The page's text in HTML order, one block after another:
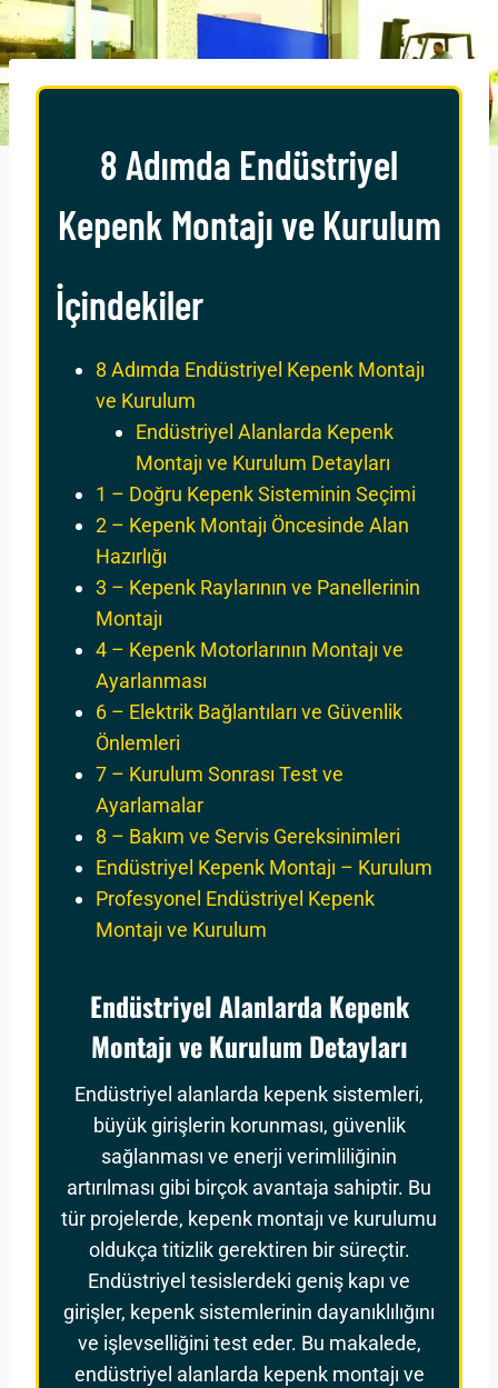
8 Adımda Endüstriyel
Kepenk Montajı ve Kurulum
İçindekiler
8 Adımda Endüstriyel Kepenk Montajı
ve Kurulum
Endüstriyel Alanlarda Kepenk
Montajı ve Kurulum Detayları
1 – Doğru Kepenk Sisteminin Seçimi
2 – Kepenk Montajı Öncesinde Alan
Hazırlığı
3 – Kepenk Raylarının ve Panellerinin
Montajı
4 – Kepenk Motorlarının Montajı ve
Ayarlanması
6 – Elektrik Bağlantıları ve Güvenlik
Önlemleri
7 – Kurulum Sonrası Test ve
Ayarlamalar
8 – Bakım ve Servis Gereksinimleri
Endüstriyel Kepenk Montajı – Kurulum
Profesyonel Endüstriyel Kepenk
Montajı ve Kurulum
Endüstriyel Alanlarda Kepenk
Montajı ve Kurulum Detayları
Endüstriyel alanlarda kepenk sistemleri,
büyük girişlerin korunması, güvenlik
sağlanması ve enerji verimliliğinin
artırılması gibi birçok avantaja sahiptir. Bu
tür projelerde, kepenk montajı ve kurulumu
oldukça titizlik gerektiren bir süreçtir.
Endüstriyel tesislerdeki geniş kapı ve
girişler, kepenk sistemlerinin dayanıklılığını
ve işlevselliğini test eder. Bu makalede,
endüstriyel alanlarda kepenk montajı ve